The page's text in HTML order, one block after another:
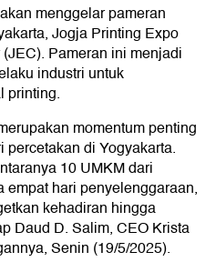
menggelar pameran
Jogja Printing Expo
Pameran ini menjadi
industri untuk
printing.
momentum penting
di Yogyakarta.
10 UMKM dari
empat hari penyelenggaraan,
kehadiran hingga
Daud D. Salim, CEO Krista
Senin (19/5/2025).